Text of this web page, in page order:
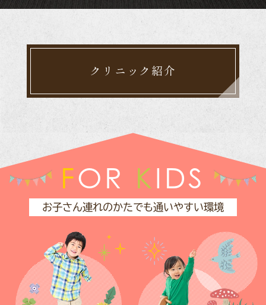
クリニック紹介
FOR KIDS
お子さん連れのかたでも通いやすい環境